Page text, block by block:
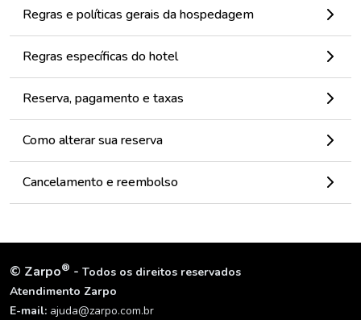
Regras e políticas gerais da hospedagem
Regras específicas do hotel
Reserva, pagamento e taxas
Como alterar sua reserva
Cancelamento e reembolso
© Zarpo® - Todos os direitos reservados
Atendimento Zarpo
E-mail: ajuda@zarpo.com.br